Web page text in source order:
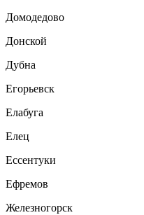
Домодедово
Донской
Дубна
Егорьевск
Елабуга
Елец
Ессентуки
Ефремов
Железногорск